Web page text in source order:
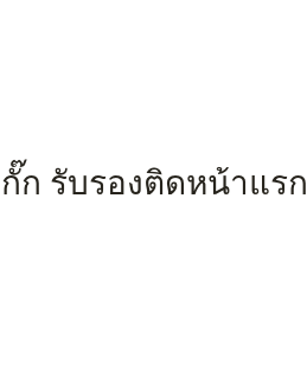
ก รับรองติดหน้าแรก